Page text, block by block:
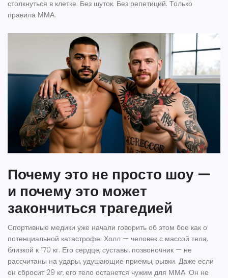
столкнуться в клетке. Без шуток. Без репетиций. Только
правила ММА.
Почему это не просто шоу —
и почему это может
закончиться трагедией
Спортивные медики уже начали говорить об этом бое как о
потенциальной катастрофе. Холл — человек с массой тела,
близкой к 170 кг. Его сердце, суставы, позвоночник — не
рассчитаны на удары, удушающие приемы, рывки. Даже если
он сбросит 29 кг, его тело останется чужим для ММА. Он не